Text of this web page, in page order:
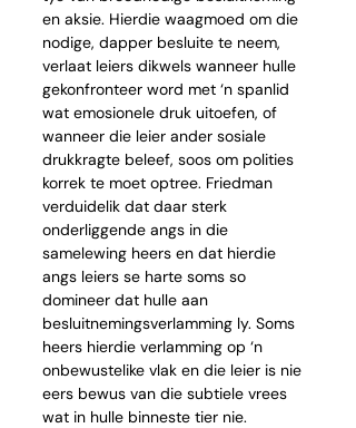
en aksie. Hierdie waagmoed om die
nodige, dapper besluite te neem,
verlaat leiers dikwels wanneer hulle
gekonfronteer word met ‘n spanlid
wat emosionele druk uitoefen, of
wanneer die leier ander sosiale
drukkragte beleef, soos om polities
korrek te moet optree. Friedman
verduidelik dat daar sterk
onderliggende angs in die
samelewing heers en dat hierdie
angs leiers se harte soms so
domineer dat hulle aan
besluitnemingsverlamming ly. Soms
heers hierdie verlamming op ‘n
onbewustelike vlak en die leier is nie
eers bewus van die subtiele vrees
wat in hulle binneste tier nie.